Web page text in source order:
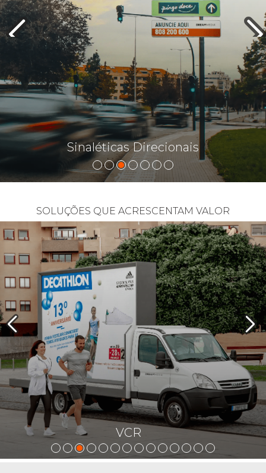
Sinaléticas Direcionais
SOLUÇÕES QUE ACRESCENTAM VALOR
VCR